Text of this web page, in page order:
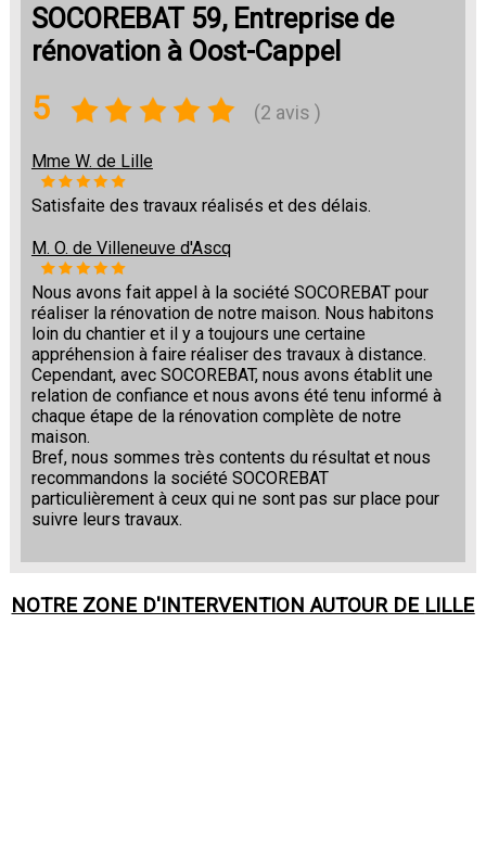
SOCOREBAT 59, Entreprise de
rénovation à Oost-Cappel
5 (2 avis )
Mme W. de Lille
Satisfaite des travaux réalisés et des délais.
M. O. de Villeneuve d'Ascq
Nous avons fait appel à la société SOCOREBAT pour
réaliser la rénovation de notre maison. Nous habitons
loin du chantier et il y a toujours une certaine
appréhension à faire réaliser des travaux à distance.
Cependant, avec SOCOREBAT, nous avons établit une
relation de confiance et nous avons été tenu informé à
chaque étape de la rénovation complète de notre
maison.
Bref, nous sommes très contents du résultat et nous
recommandons la société SOCOREBAT
particulièrement à ceux qui ne sont pas sur place pour
suivre leurs travaux.
NOTRE ZONE D'INTERVENTION AUTOUR DE LILLE